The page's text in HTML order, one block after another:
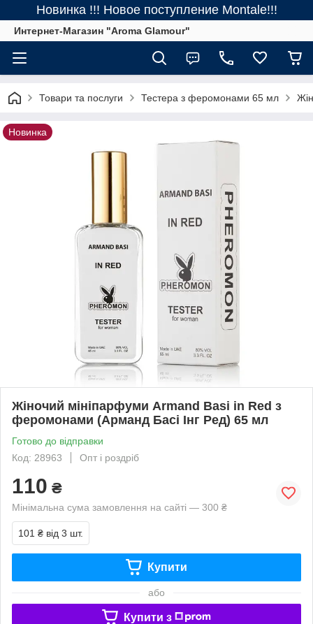
Новинка !!! Новое поступление Montale!!!
Интернет-Магазин "Aroma Glamour"
Товари та послуги Тестера з феромонами 65 мл
Новинка
Жіночий мініпарфуми Armand Basi in Red з
феромонами (Арманд Басі Інг Ред) 65 мл
Готово до відправки
Код: 28963
Опт і роздріб
110 ₴
Мінімальна сума замовлення на сайті — 300 ₴
101 ₴ від 3 шт.
Купити
або
Купити з